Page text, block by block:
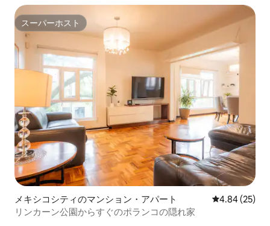
スーパーホスト
スーパーホスト
メキシコシティのマンション・アパート レビュー25
4.84 (25)
リンカーン公園からすぐのポランコの隠れ家